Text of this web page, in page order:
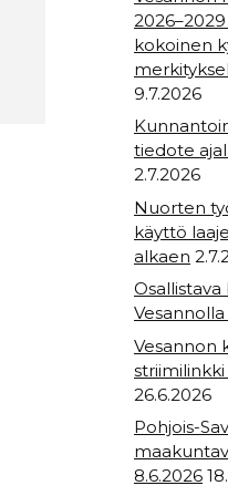
kokoinen
9.7.2026
tiedote
2.7.2026
Nuorten
käyttö
alkaen
Vesannon
striimilinkki
26.6.2026
Pohjois-
8.6.2026